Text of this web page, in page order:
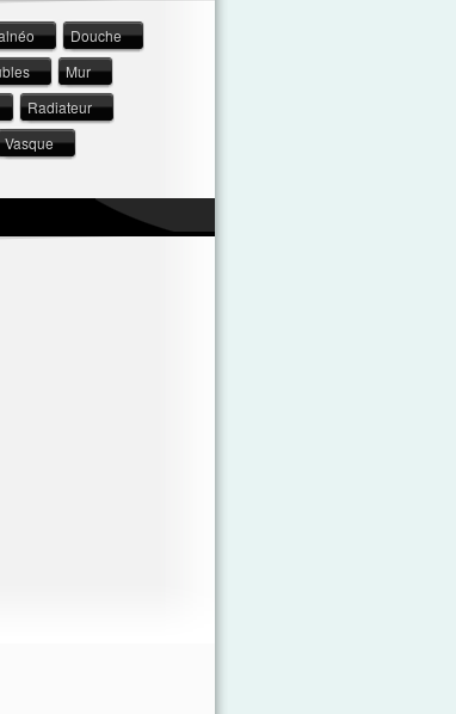
Douche
Mur
Radiateur
Vasque